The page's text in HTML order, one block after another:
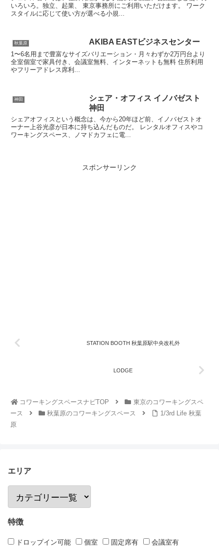
いろいろ。独立、起業、 東京事務所にご利用いただけます。 ワーク
スタイルに応じて使い方が選べる小規...
秋葉原 AKIBA EASTビジネスセンター
1〜6名用まで豊富なサイズバリエーション・月々わずか2万円台より
全室個室で家具付き、会議室無料、インターネットも無料 住所利用
やフリーアドレス席利...
神田
シェア・オフィス イノバゼスト
神田
シェアオフィスという概念は、今から20年ほど前、イノバゼストオ
ーナー上谷光彦が日本に持ち込んだものだ。 レンタルオフィスやコ
ワーキングスペース、ノマドカフェに電...
スポンサーリンク
STATION BOOTH 秋葉原駅中央改札外
LODGE
コワーキングスペースナビTOP
東京のコワーキングスペ
ース
秋葉原のコワーキングスペース
1/3rd Life 秋葉
原
エリア
特徴
ドロップイン可能 個室 固定席有
会議室有